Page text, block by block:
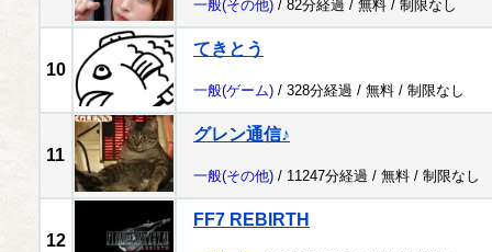
一般(その他) / 82分経過 / 無料 / 制限なし
10
てきとう
一般(ゲーム) / 328分経過 / 無料 / 制限なし
11
グレン通信♪
一般(その他) / 11247分経過 / 無料 / 制限なし
12
FF7 REBIRTH